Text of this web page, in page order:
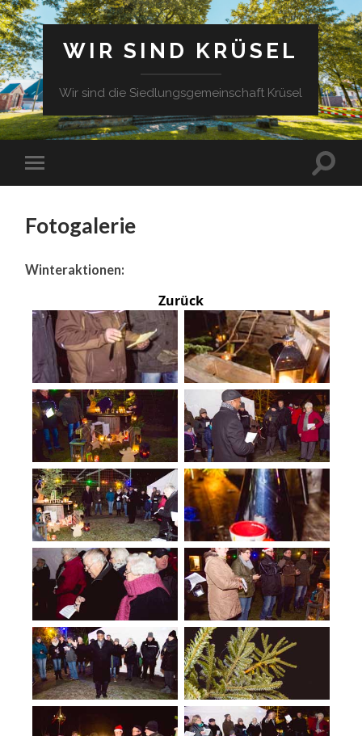
WIR SIND KRÜSEL
Wir sind die Siedlungsgemeinschaft Krüsel
Fotogalerie
Winteraktionen:
Zurück